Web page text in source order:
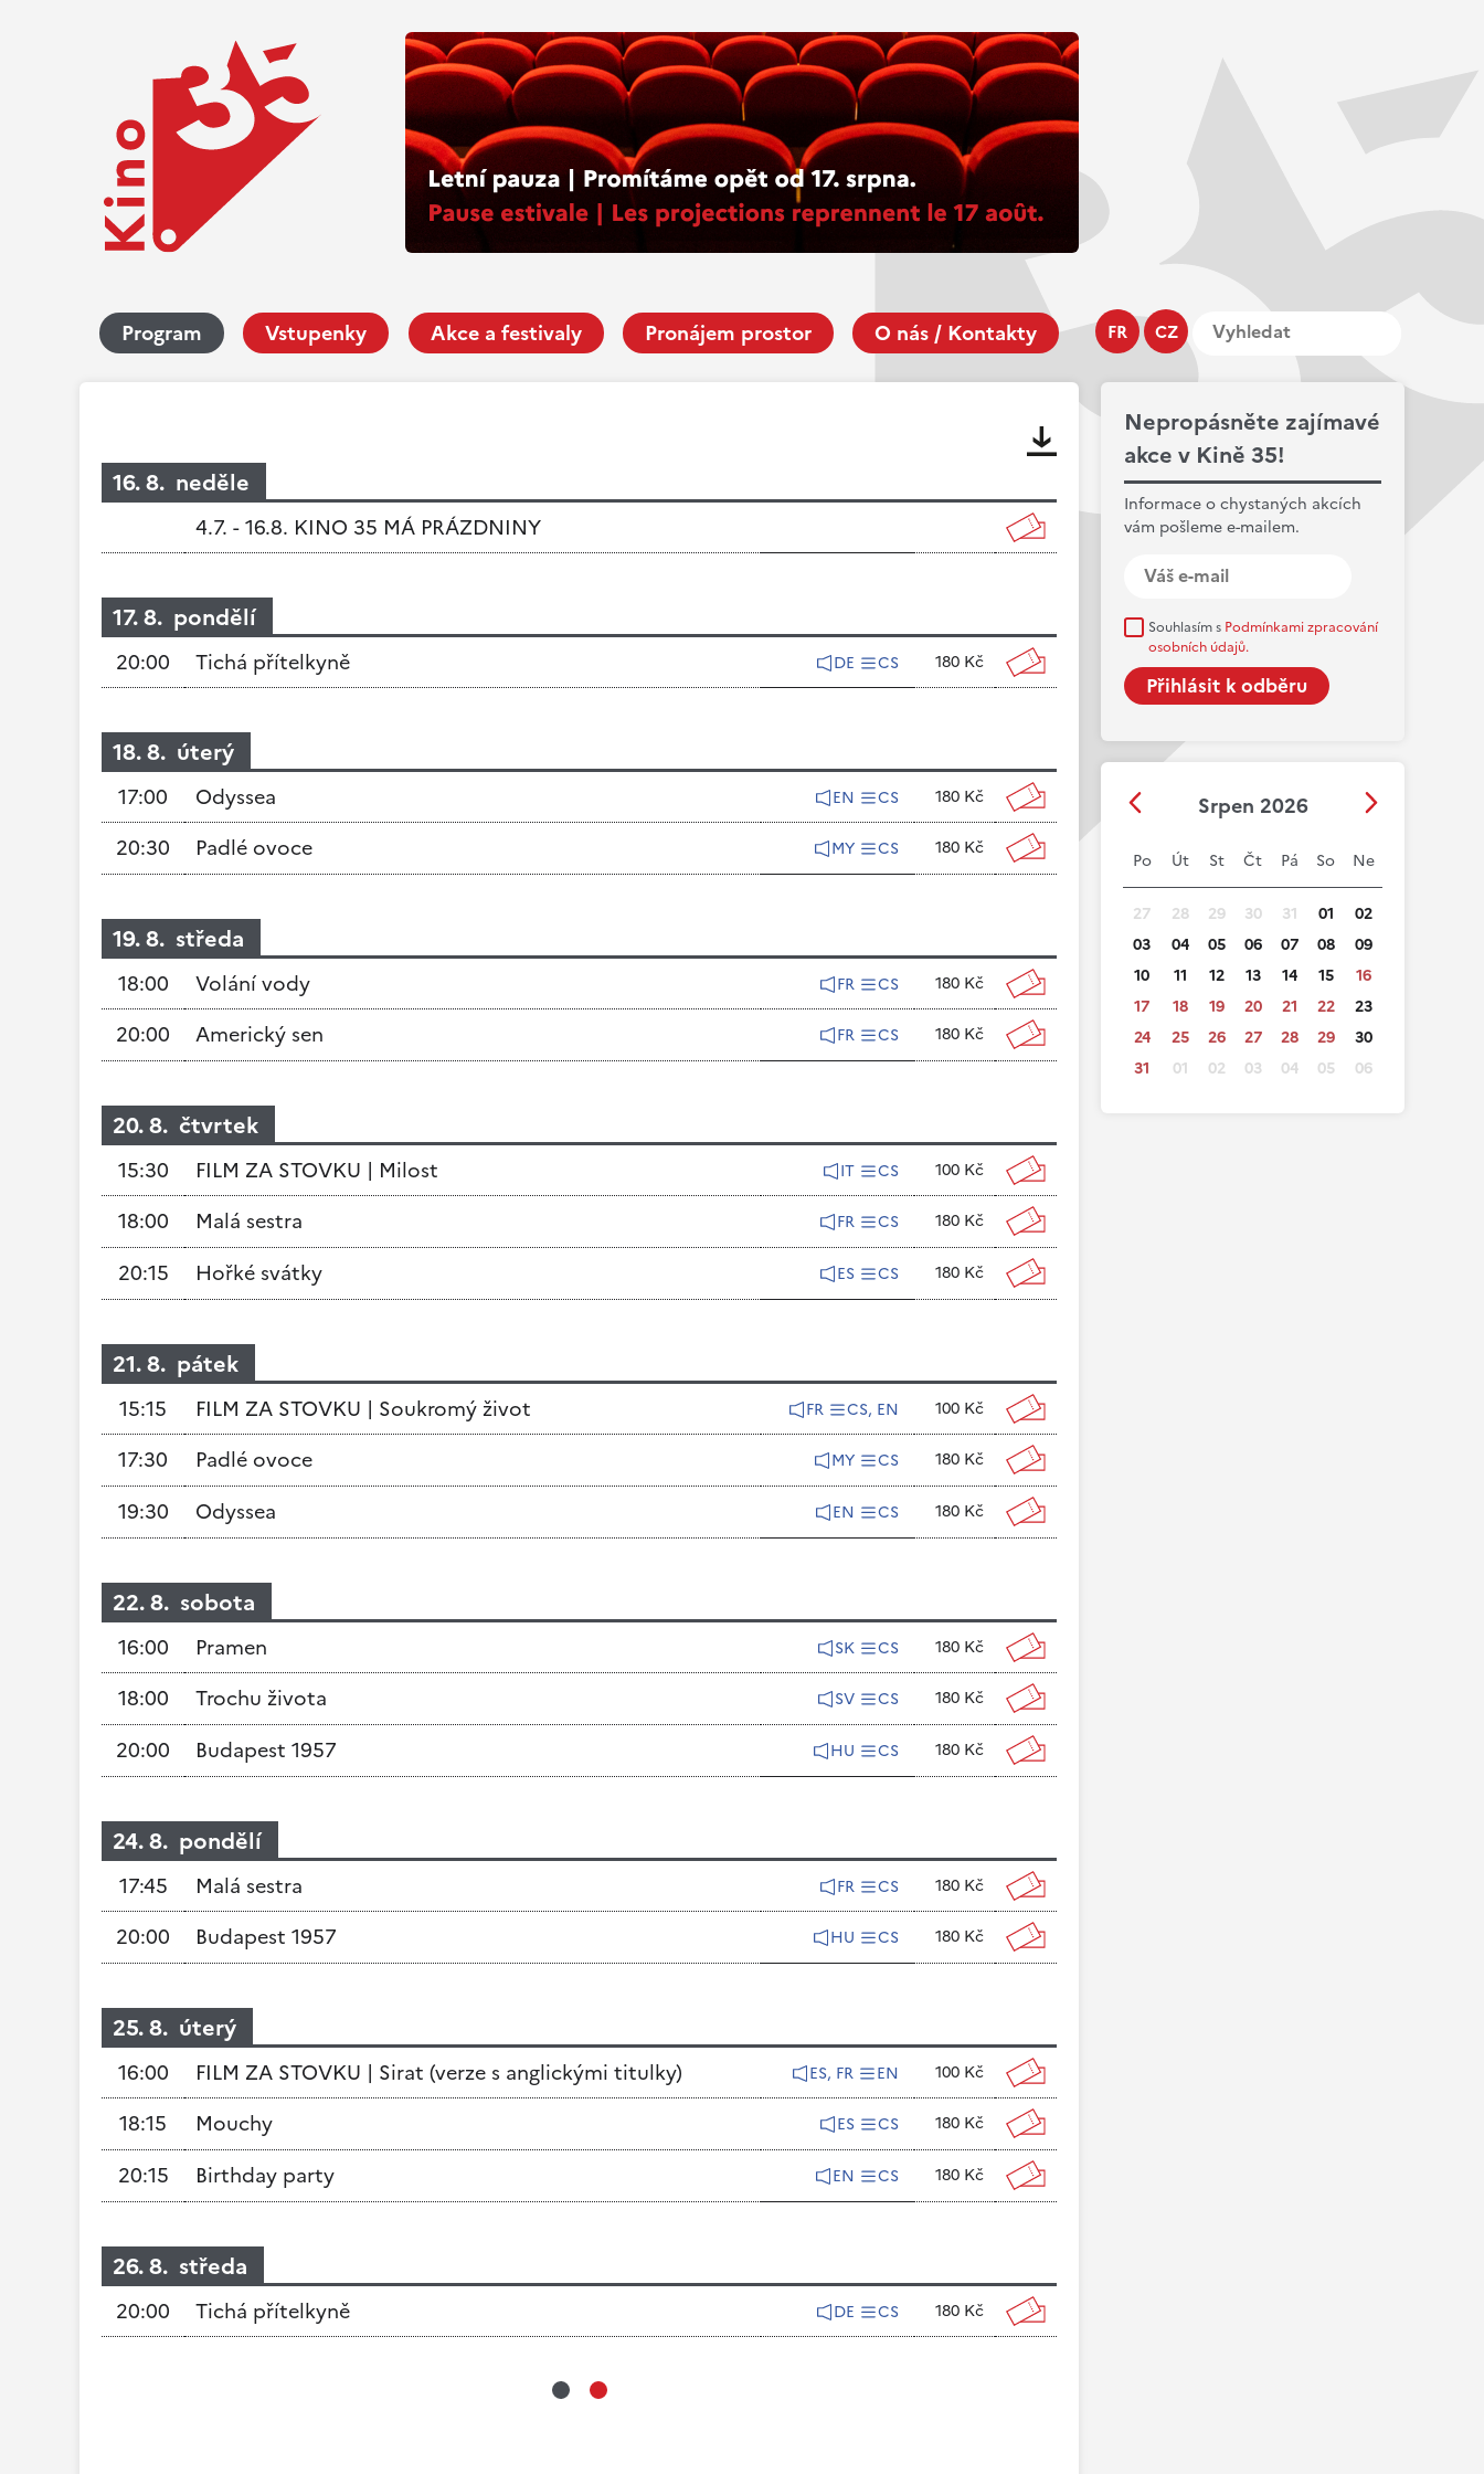
FR CZ
Program Vstupenky Akce a festivaly Pronájem prostor O nás / Kontakty
Nepropásněte zajímavé
akce v Kině 35!
Informace o chystaných akcích
vám pošleme e-mailem.
Souhlasím s Podmínkami zpracování
osobních údajů.
Srpen 2026
Po Út St Čt Pá So Ne
27 28 29 30 31 01
02
03
04 05 06 07 08
09
10
11 12 13 14 15
16
17
18 19 20 21 22
23
24
25 26 27 28 29
30
31
01 02 03 04 05 06
16. 8. neděle
4.7. - 16.8. KINO 35 MÁ PRÁZDNINY
17. 8. pondělí
20:00 Tichá přítelkyně DE CS 180 Kč
18. 8. úterý
17:00 Odyssea EN CS 180 Kč
20:30 Padlé ovoce MY CS 180 Kč
19. 8. středa
18:00 Volání vody FR CS 180 Kč
20:00 Americký sen FR CS 180 Kč
20. 8. čtvrtek
15:30 FILM ZA STOVKU | Milost IT CS 100 Kč
18:00 Malá sestra FR CS 180 Kč
20:15 Hořké svátky ES CS 180 Kč
21. 8. pátek
15:15 FILM ZA STOVKU | Soukromý život FR CS, EN 100 Kč
17:30 Padlé ovoce MY CS 180 Kč
19:30 Odyssea EN CS 180 Kč
22. 8. sobota
16:00 Pramen SK CS 180 Kč
18:00 Trochu života SV CS 180 Kč
20:00 Budapest 1957 HU CS 180 Kč
24. 8. pondělí
17:45 Malá sestra FR CS 180 Kč
20:00 Budapest 1957 HU CS 180 Kč
25. 8. úterý
16:00 FILM ZA STOVKU | Sirat (verze s anglickými titulky) ES, FR EN 100 Kč
18:15 Mouchy ES CS 180 Kč
20:15 Birthday party EN CS 180 Kč
26. 8. středa
20:00 Tichá přítelkyně DE CS 180 Kč
* *